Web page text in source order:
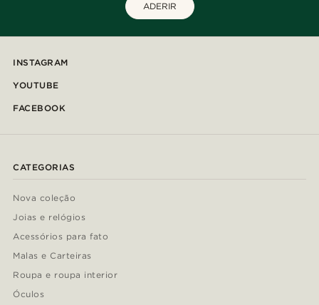
ADERIR
INSTAGRAM
YOUTUBE
FACEBOOK
CATEGORIAS
Nova coleção
Joias e relógios
Acessórios para fato
Malas e Carteiras
Roupa e roupa interior
Óculos